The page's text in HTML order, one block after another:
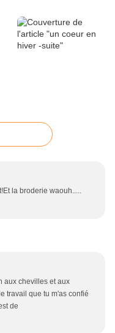
la broderie waouh.....
aux chevilles et aux
travail que tu m'as confié
de